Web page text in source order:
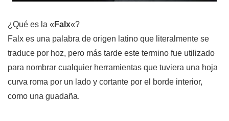
¿Qué es la « Falx«?
Falx es una palabra de origen latino que literalmente se
traduce por hoz, pero más tarde este termino fue utilizado
para nombrar cualquier herramientas que tuviera una hoja
curva roma por un lado y cortante por el borde interior,
como una guadaña.